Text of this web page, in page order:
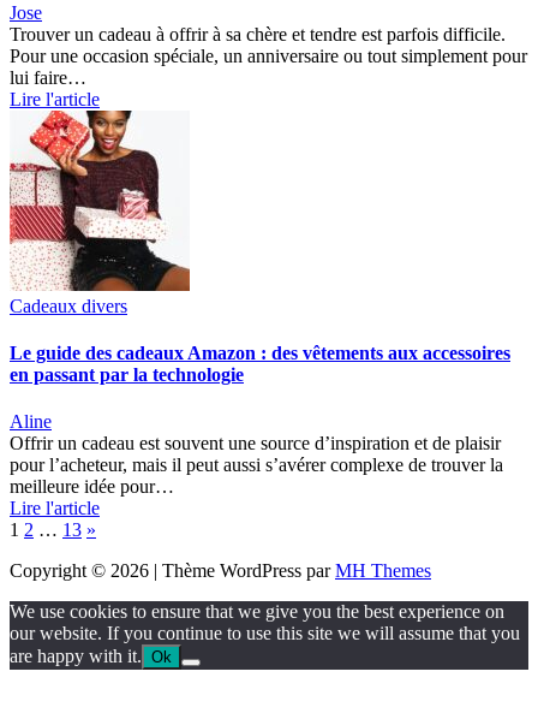
Jose
Trouver un cadeau à offrir à sa chère et tendre est parfois difficile.
Pour une occasion spéciale, un anniversaire ou tout simplement pour
lui faire…
Lire l'article
Cadeaux divers
Le guide des cadeaux Amazon : des vêtements aux accessoires
en passant par la technologie
Aline
Offrir un cadeau est souvent une source d’inspiration et de plaisir
pour l’acheteur, mais il peut aussi s’avérer complexe de trouver la
meilleure idée pour…
Lire l'article
Page:
1 2 … 13 Next
»
Copyright © 2026 | Thème WordPress parMH Themes
We use cookies to ensure that we give you the best experience on
our website. If you continue to use this site we will assume that you
are happy with it. Ok